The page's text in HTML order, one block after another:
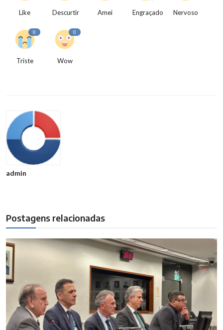
Like Descurtir Amei Engraçado Nervoso
0
Triste
0
Wow
admin
Postagens relacionadas